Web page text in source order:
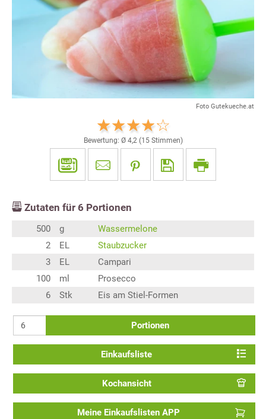
Foto Gutekueche.at
Bewertung: Ø 4,2(15Stimmen)
Zutaten für 6 Portionen
500 g
Wassermelone
2
EL
Staubzucker
3
EL
Campari
100
ml
Prosecco
6
Stk Eis am Stiel-Formen
Portionen
Einkaufsliste
Kochansicht
Meine Einkaufslisten APP